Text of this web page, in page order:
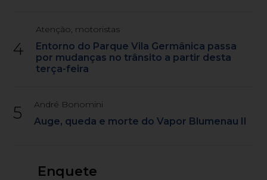
4
Atenção, motoristas
Entorno do Parque Vila Germânica passa
por mudanças no trânsito a partir desta
terça-feira
5 André Bonomini
Auge, queda e morte do Vapor Blumenau II
Enquete